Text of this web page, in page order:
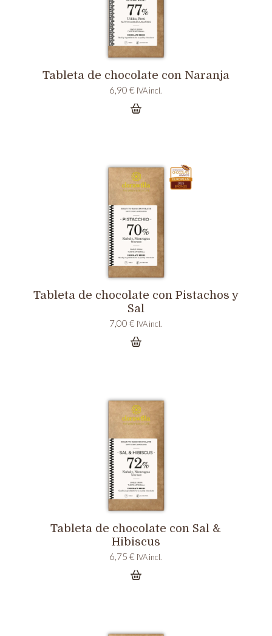
Tableta de chocolate con Naranja
6,90€ IVA incl.
Tableta de chocolate con Pistachos y
Sal
7,00€ IVA incl.
Tableta de chocolate con Sal &
Hibiscus
6,75€ IVA incl.